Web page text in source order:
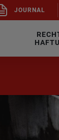
JOUR­NAL